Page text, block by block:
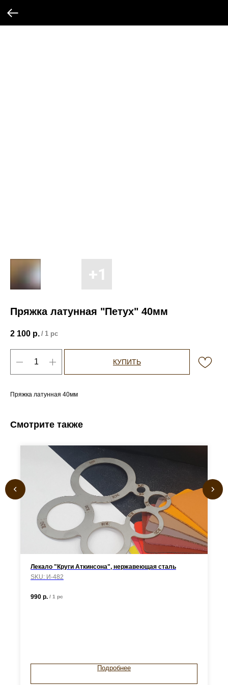
Пряжка латунная "Петух" 40мм
2 100 р. / 1 pc
КУПИТЬ
Пряжка латунная 40мм
Смотрите также
Лекало "Круги Аткинсона", нержавеющая сталь
SKU: И-482
990 р. / 1 pc
Подробнее